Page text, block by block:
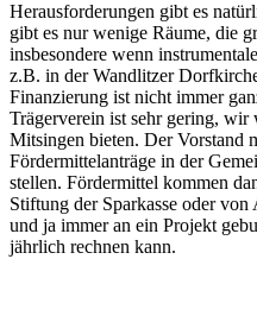
Herausforderungen gibt es
gibt es nur wenige Räume, die
insbesondere wenn
z.B. in der Wandlitzer
Finanzierung ist nicht immer
Trägerverein ist sehr gering,
Mitsingen bieten. Der Vorstand
Fördermittelanträge in der
stellen. Fördermittel kommen
Stiftung der Sparkasse oder
und ja immer an ein Projekt
jährlich rechnen kann.